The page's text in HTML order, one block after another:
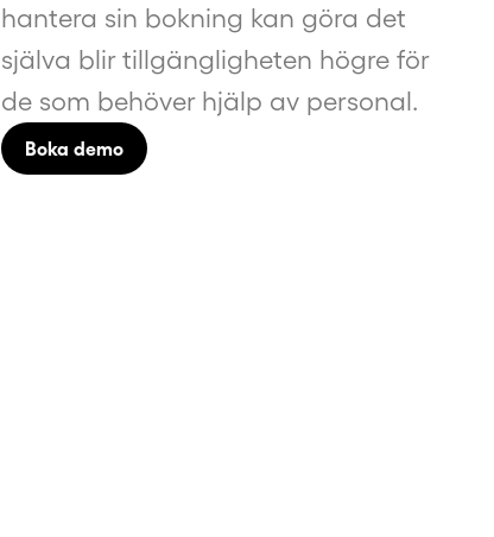
hantera sin bokning kan göra det
själva blir tillgängligheten högre för
de som behöver hjälp av personal.
Boka demo